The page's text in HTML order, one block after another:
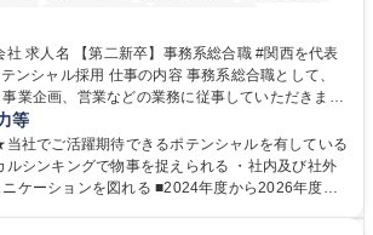
迎
西を代表
内容 事務系総合職として、
業企画、営業などの業務に従事していただきま
■所属事業部の勤労業務 ■海外に関係する各種業
業 【キャリアパス】入社後の配属
活躍頂いた後、本人の適性及び将来のキャリアを
ョンを行います。 【育成】OJTでの現場育成や研
等
社でご活躍期待できるポテンシャルを有している
ルシンキングで物事を捉えられる ・社内及び社外
図れる ■2024年度から2026年度ま